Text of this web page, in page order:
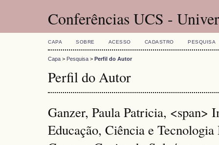
Conferências UCS -
CAPA SOBRE ACESSO CADASTRO PESQUISA
Capa > Pesquisa > Perfil do Autor
Perfil do Autor
Ganzer, Paula Patricia, <span>
Educação, Ciência e